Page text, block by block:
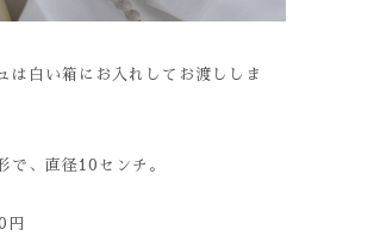
は白い箱にお入れしてお渡ししま
で、直径10センチ。
円